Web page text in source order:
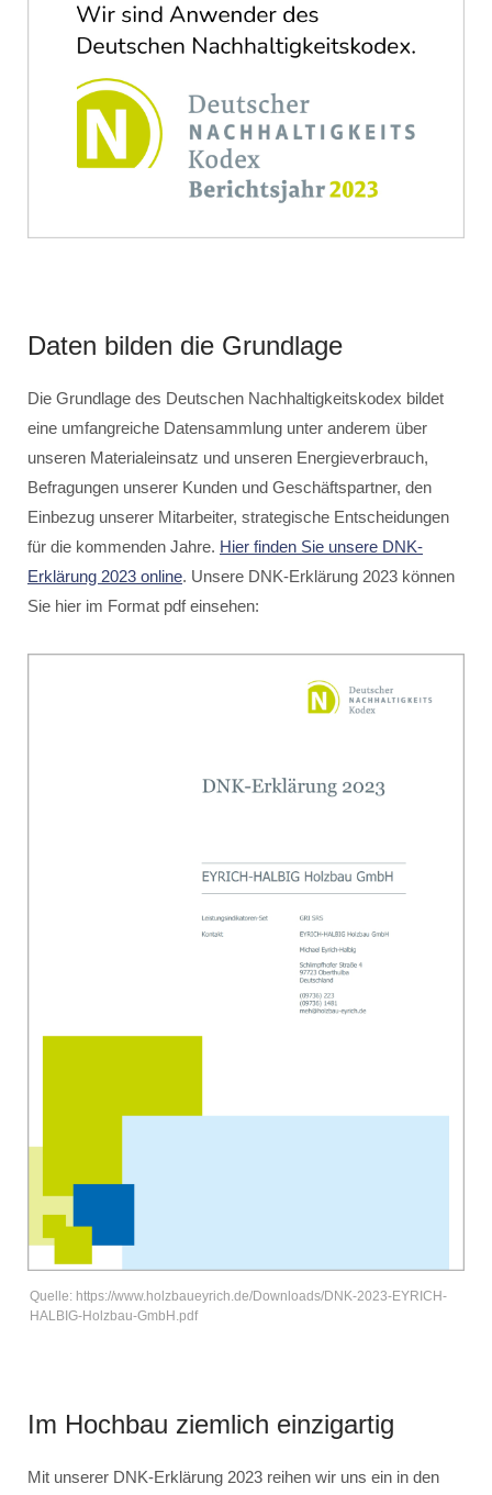
Daten bilden die Grundlage
Die Grundlage des Deutschen Nachhaltigkeitskodex bildet
eine umfangreiche Datensammlung unter anderem über
unseren Materialeinsatz und unseren Energieverbrauch,
Befragungen unserer Kunden und Geschäftspartner, den
Einbezug unserer Mitarbeiter, strategische Entscheidungen
für die kommenden Jahre. Hier finden Sie unsere DNK-
Erklärung 2023 online. Unsere DNK-Erklärung 2023 können
Sie hier im Format pdf einsehen:
Quelle: https://www.holzbaueyrich.de/Downloads/DNK-2023-EYRICH-
HALBIG-Holzbau-GmbH.pdf
Im Hochbau ziemlich einzigartig
Mit unserer DNK-Erklärung 2023 reihen wir uns ein in den